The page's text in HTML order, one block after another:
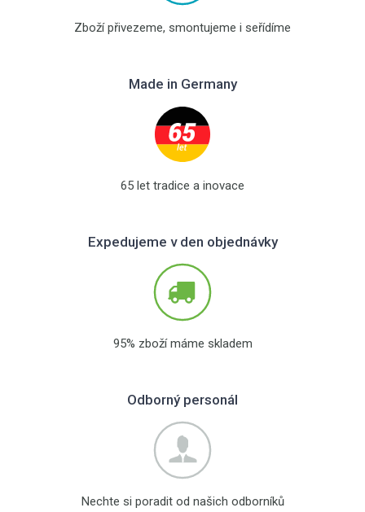
Zboží přivezeme, smontujeme i seřídíme
Made in Germany
65 let tradice a inovace
Expedujeme v den objednávky
95% zboží máme skladem
Odborný personál
Nechte si poradit od našich odborníků